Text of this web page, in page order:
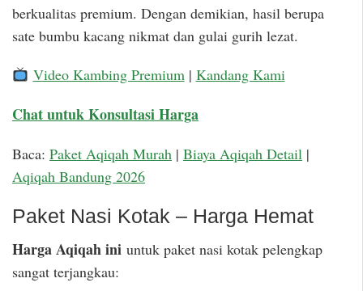
berkualitas premium. Dengan demikian, hasil berupa
sate bumbu kacang nikmat dan gulai gurih lezat.
Video Kambing Premium| Kandang Kami
Chat untuk Konsultasi Harga
Baca: Paket Aqiqah Murah | Biaya Aqiqah Detail |
Aqiqah Bandung 2026
Paket Nasi Kotak – Harga Hemat
Harga Aqiqah ini untuk paket nasi kotak pelengkap
sangat terjangkau: